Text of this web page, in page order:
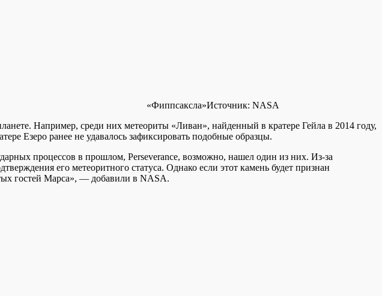
«Фиппсаксла»Источник: NASA
Например, среди них метеориты «Ливан», найденный в кратере Гейла в 2014 году,
Езеро ранее не удавалось зафиксировать подобные образцы.
процессов в прошлом, Perseverance, возможно, нашел один из них. Из-за
его метеоритного статуса. Однако если этот камень будет признан
гостей Марса», — добавили в NASA.